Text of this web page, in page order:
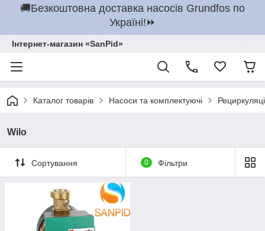
🚚Безкоштовна доставка насосів Grundfos по
Україні!⏩
Інтернет-магазин «SanPid»
Каталог товарів Насоси та комплектуючі
Wilo
Сортування 0 Фільтри